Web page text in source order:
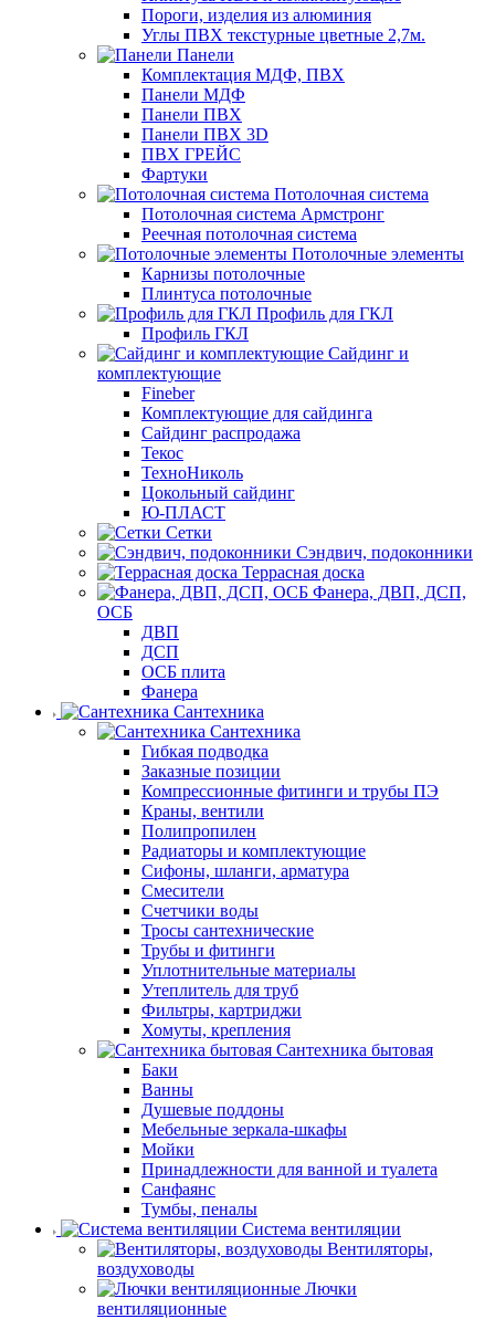
Пороги, изделия из алюминия
Углы ПВХ текстурные цветные 2,7м.
Панели
Комплектация МДФ, ПВХ
Панели МДФ
Панели ПВХ
Панели ПВХ 3D
ПВХ ГРЕЙС
Фартуки
Потолочная система
Потолочная система Армстронг
Реечная потолочная система
Потолочные элементы
Карнизы потолочные
Плинтуса потолочные
Профиль для ГКЛ
Профиль ГКЛ
Сайдинг и
комплектующие
Fineber
Комплектующие для сайдинга
Сайдинг распродажа
Текос
ТехноНиколь
Цокольный сайдинг
Ю-ПЛАСТ
Сетки
Сэндвич, подоконники
Террасная доска
Фанера, ДВП, ДСП,
ОСБ
ДВП
ДСП
ОСБ плита
Фанера
Сантехника
Сантехника
Гибкая подводка
Заказные позиции
Компрессионные фитинги и трубы ПЭ
Краны, вентили
Полипропилен
Радиаторы и комплектующие
Сифоны, шланги, арматура
Смесители
Счетчики воды
Тросы сантехнические
Трубы и фитинги
Уплотнительные материалы
Утеплитель для труб
Фильтры, картриджи
Хомуты, крепления
Сантехника бытовая
Баки
Ванны
Душевые поддоны
Мебельные зеркала-шкафы
Мойки
Принадлежности для ванной и туалета
Санфаянс
Тумбы, пеналы
Система вентиляции
Вентиляторы,
воздуховоды
Лючки
вентиляционные